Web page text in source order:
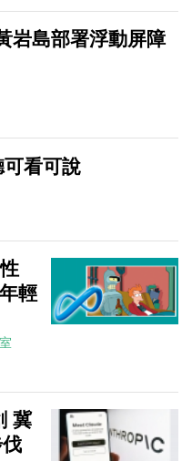
岩島部署浮動屏障
看可說
輕
冀